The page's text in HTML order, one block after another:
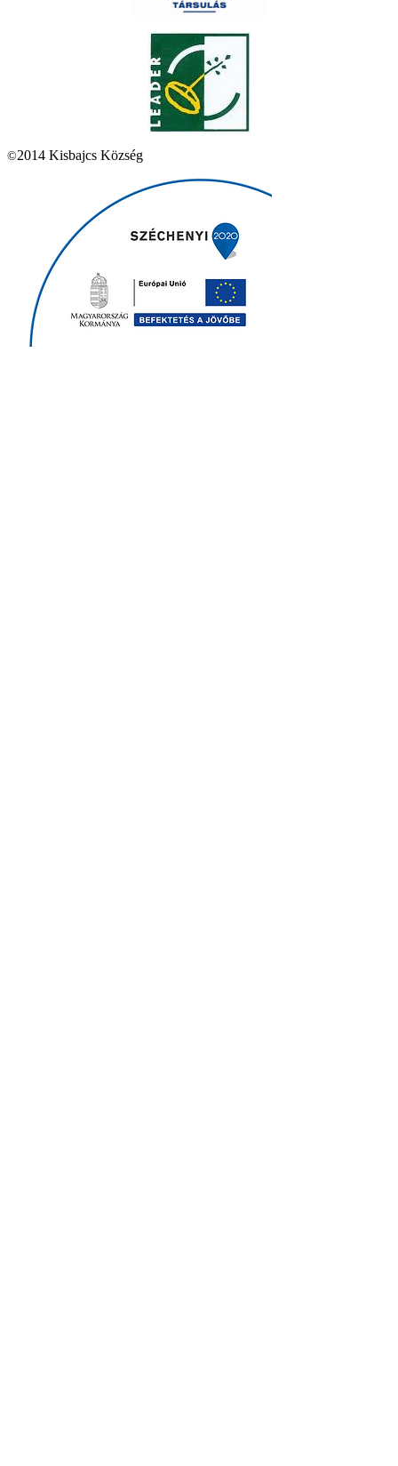
©2014 Kisbajcs Község